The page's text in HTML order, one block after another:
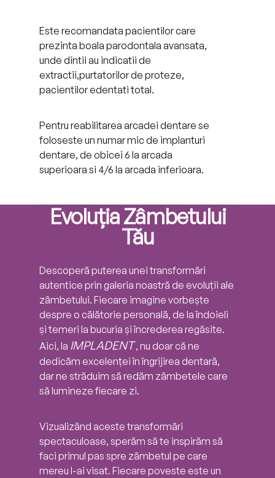
Este recomandata pacientilor care
prezinta boala parodontala avansata,
unde dintii au indicatii de
extractii,purtatorilor de proteze,
pacientilor edentati total.
Pentru reabilitarea arcadei dentare se
foloseste un numar mic de implanturi
dentare, de obicei 6 la arcada
superioara si 4/6 la arcada inferioara.
Evoluția Zâmbetului
Tău
Descoperă puterea unei transformări
autentice prin galeria noastră de evoluții ale
zâmbetului. Fiecare imagine vorbește
despre o călătorie personală, de la îndoieli
și temeri la bucuria și încrederea regăsite.
Aici, la IMPLADENT, nu doar că ne
dedicăm excelenței în îngrijirea dentară,
dar ne străduim să redăm zâmbetele care
să lumineze fiecare zi.
Vizualizând aceste transformări
spectaculoase, sperăm să te inspirăm să
faci primul pas spre zâmbetul pe care
mereu l-ai visat. Fiecare poveste este un